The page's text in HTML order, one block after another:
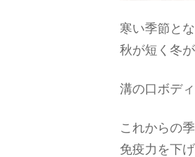
寒い季節と
秋が短く冬
溝の口ボデ
これからの
免疫力を下